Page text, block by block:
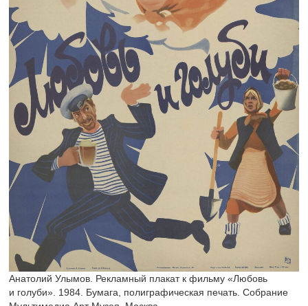
Анатолий Улымов. Рекламный плакат к фильму «Любовь
и голуби». 1984. Бумага, полиграфическая печать. Собрание